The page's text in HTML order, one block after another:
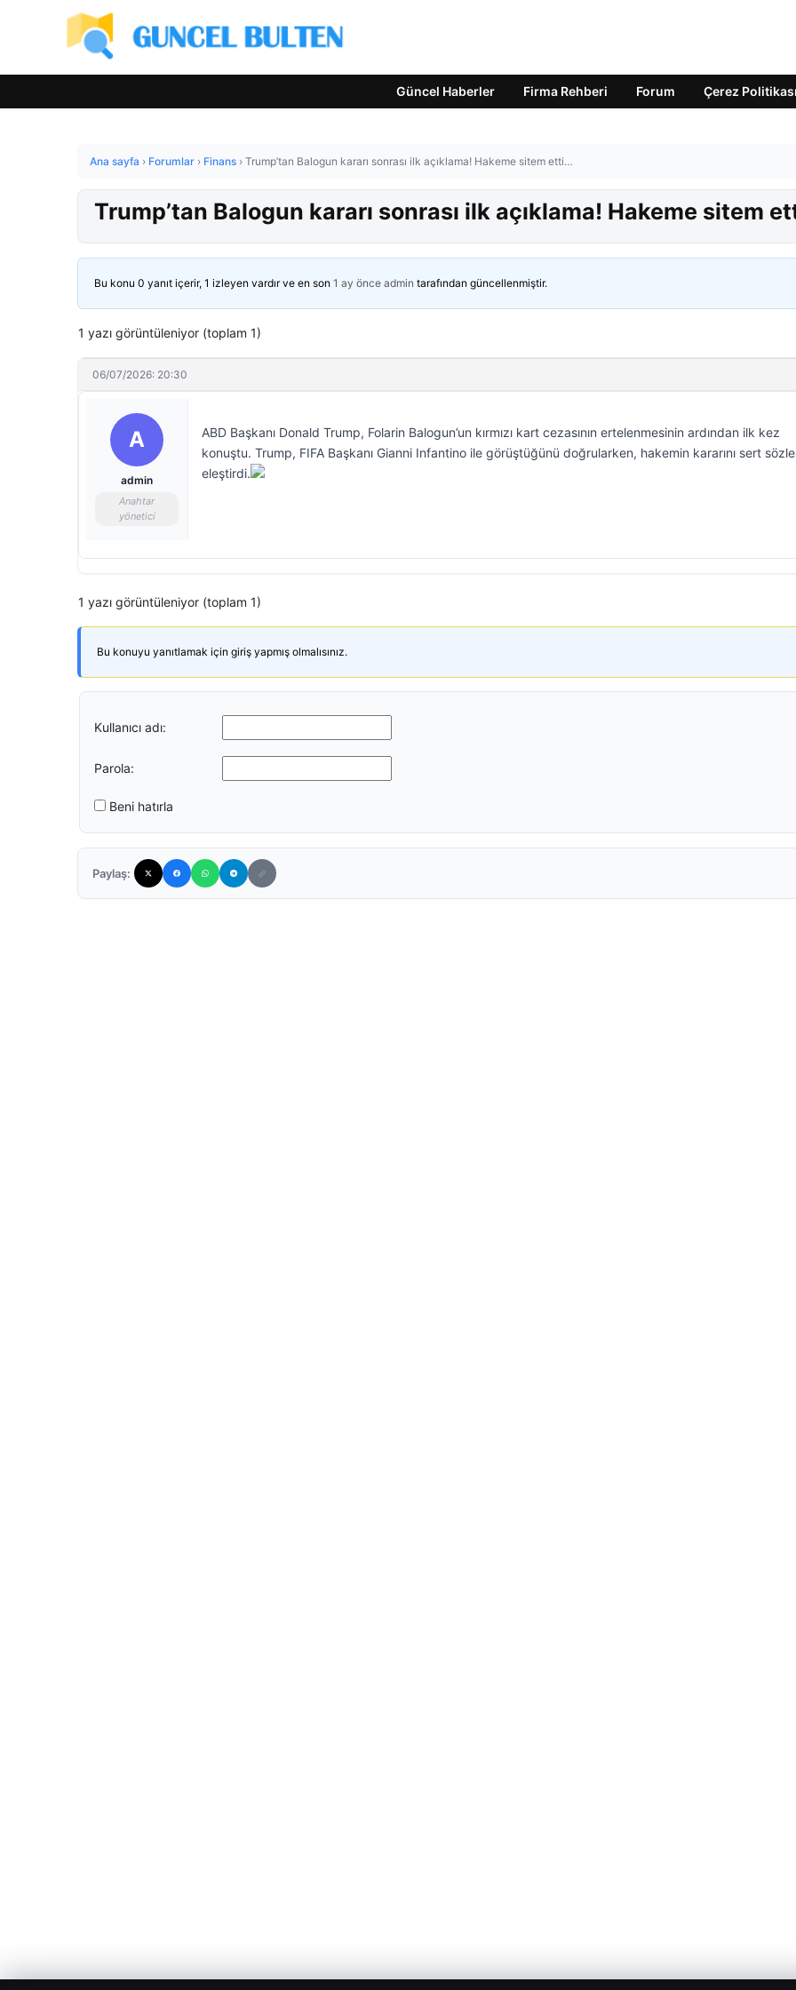
Güncel Haberler Firma Rehberi Forum Çerez Politikası
Ana sayfa › Forumlar › Finans › Trump’tan Balogun kararı sonrası ilk açıklama! Hakeme sitem etti…
Trump’tan Balogun kararı sonrası ilk açıklama! Hakeme sitem
Bu konu 0 yanıt içerir, 1 izleyen vardır ve en son 1 ay önce admin tarafından güncellenmiştir.
1 yazı görüntüleniyor (toplam 1)
06/07/2026: 20:30
A
admin
Anahtar
yönetici
ABD Başkanı Donald Trump, Folarin Balogun’un kırmızı kart cezasının ertelenmesinin ardından ilk kez
konuştu. Trump, FIFA Başkanı Gianni Infantino ile görüştüğünü doğrularken, hakemin kararını sert
eleştirdi.
1 yazı görüntüleniyor (toplam 1)
Bu konuyu yanıtlamak için giriş yapmış olmalısınız.
Kullanıcı adı:
Parola:
Beni hatırla
Paylaş: